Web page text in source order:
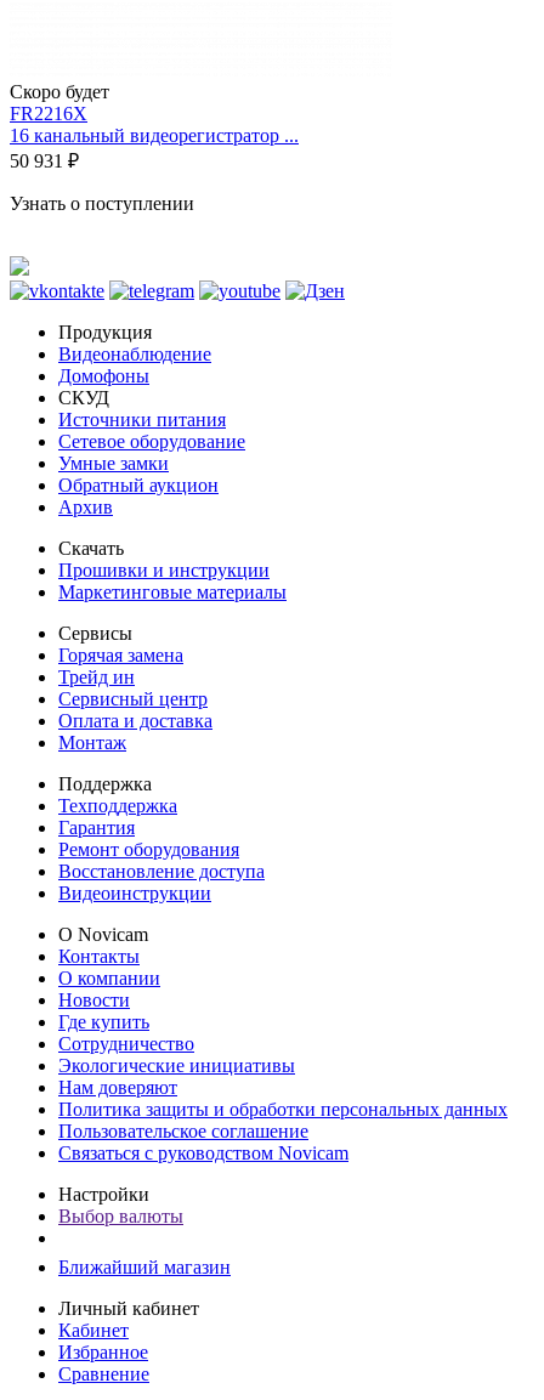
Скоро будет
FR2216X
16 канальный видеорегистратор ...
50 931 ₽
Узнать о поступлении
Продукция
Видеонаблюдение
Домофоны
СКУД
Источники питания
Сетевое оборудование
Умные замки
Обратный аукцион
Архив
Скачать
Прошивки и инструкции
Маркетинговые материалы
Сервисы
Горячая замена
Трейд ин
Сервисный центр
Оплата и доставка
Монтаж
Поддержка
Техподдержка
Гарантия
Ремонт оборудования
Восстановление доступа
Видеоинструкции
О Novicam
Контакты
О компании
Новости
Где купить
Сотрудничество
Экологические инициативы
Нам доверяют
Политика защиты и обработки персональных данных
Пользовательское соглашение
Связаться с руководством Novicam
Настройки
Выбор валюты
Ближайший магазин
Личный кабинет
Кабинет
Избранное
Сравнение